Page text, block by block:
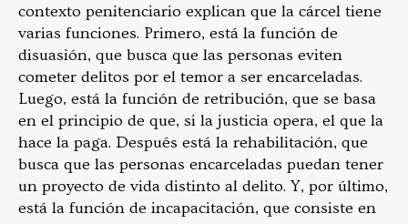
contexto penitenciario explican que la cárcel tiene
varias funciones. Primero, está la función de
disuasión, que busca que las personas eviten
cometer delitos por el temor a ser encarceladas.
Luego, está la función de retribución, que se basa
en el principio de que, si la justicia opera, el que la
hace la paga. Después está la rehabilitación, que
busca que las personas encarceladas puedan tener
un proyecto de vida distinto al delito. Y, por último,
está la función de incapacitación, que consiste en